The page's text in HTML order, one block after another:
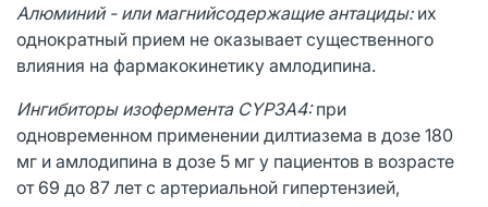
Алюминий - или магнийсодержащие антациды:их
однократный прием не оказывает существенного
влияния на фармакокинетику амлодипина.
Ингибиторы изофермента CYP3A4:при
одновременном применении дилтиазема в дозе 180
мг и амлодипина в дозе 5 мг у пациентов в возрасте
от 69 до 87 лет с артериальной гипертензией,